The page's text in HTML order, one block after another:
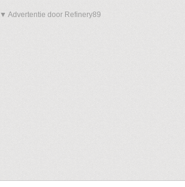
▼ Advertentie door Refinery89